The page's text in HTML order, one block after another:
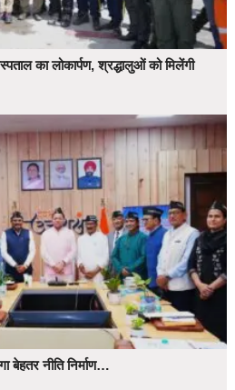
का लोकार्पण, श्रद्धालुओं को मिलेंगी
बेहतर नीति निर्माण…